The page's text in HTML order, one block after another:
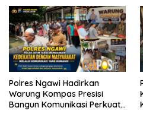
Polres Ngawi Hadirkan
Warung Kompas Presisi
Bangun Komunikasi Perkuat